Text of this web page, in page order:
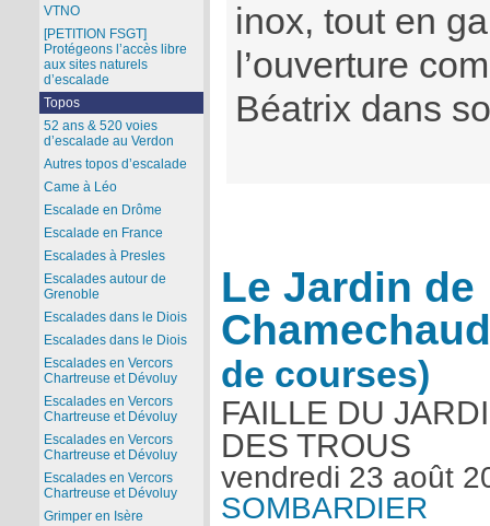
inox, tout en
l’ouverture
Béatrix dans
Le Jardin de
de courses)
FAILLE DU
DES TROUS
vendredi 23 août
SOMBARDIER
VTNO
[PETITION FSGT]
Protégeons l’accès libre
aux sites naturels
d’escalade
Topos
52 ans & 520 voies
d’escalade au Verdon
Autres topos d’escalade
Came à Léo
Escalade en Drôme
Escalade en France
Escalades à Presles
Escalades autour de
Grenoble
Escalades dans le Diois
Escalades dans le Diois
Escalades en Vercors
Chartreuse et Dévoluy
Escalades en Vercors
Chartreuse et Dévoluy
Escalades en Vercors
Chartreuse et Dévoluy
Escalades en Vercors
Chartreuse et Dévoluy
Grimper en Isère